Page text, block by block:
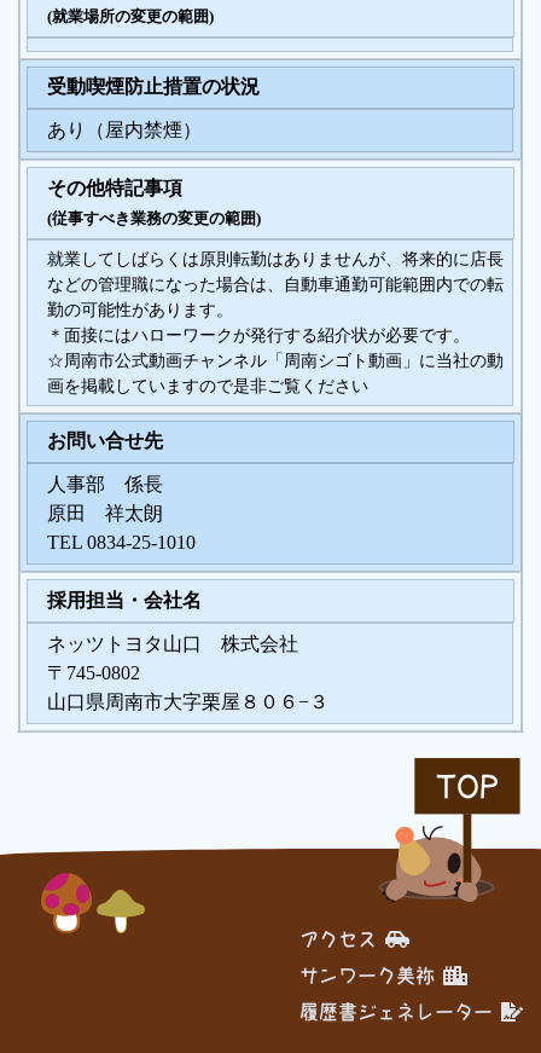
(就業場所の変更の範囲)
受動喫煙防止措置の状況
あり（屋内禁煙）
その他特記事項
(従事すべき業務の変更の範囲)
就業してしばらくは原則転勤はありませんが、将来的に店長
などの管理職になった場合は、自動車通勤可能範囲内での転
勤の可能性があります。
＊面接にはハローワークが発行する紹介状が必要です。
☆周南市公式動画チャンネル「周南シゴト動画」に当社の動
画を掲載していますので是非ご覧ください
お問い合せ先
人事部 係長
原田 祥太朗
TEL 0834-25-1010
採用担当・会社名
ネッツトヨタ山口 株式会社
〒745-0802
山口県周南市大字栗屋８０６−３
TOP
アクセス
サンワーク美祢
履歴書ジェネレーター